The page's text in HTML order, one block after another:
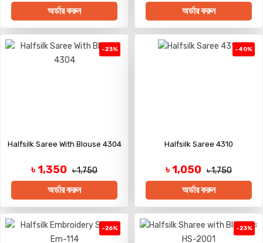
অর্ডার করুন অর্ডার করুন
-23%
Halfsilk Saree With Blouse 4304
৳ 1,350 ৳ 1,750
অর্ডার করুন
-40%
Halfsilk Saree 4310
৳ 1,050 ৳ 1,750
অর্ডার করুন
-26% -23%